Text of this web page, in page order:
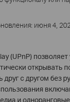
июня 4,
(UPnP)
открывать
с другом без
и